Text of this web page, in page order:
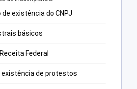
existência do CNPJ
básicos
Federal
existência de protestos